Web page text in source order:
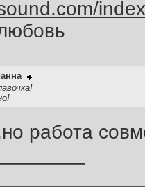
работа